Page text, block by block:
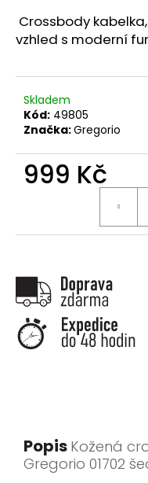
Crossbody
vzhled s moderní
Skladem
Kód: 49805
Značka:Gregorio
999 Kč
Popis Kožená
Gregorio 01702
č
u
e
m
e